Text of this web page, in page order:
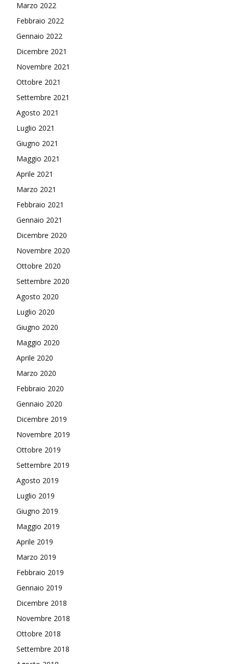
Marzo 2022
Febbraio 2022
Gennaio 2022
Dicembre 2021
Novembre 2021
Ottobre 2021
Settembre 2021
Agosto 2021
Luglio 2021
Giugno 2021
Maggio 2021
Aprile 2021
Marzo 2021
Febbraio 2021
Gennaio 2021
Dicembre 2020
Novembre 2020
Ottobre 2020
Settembre 2020
Agosto 2020
Luglio 2020
Giugno 2020
Maggio 2020
Aprile 2020
Marzo 2020
Febbraio 2020
Gennaio 2020
Dicembre 2019
Novembre 2019
Ottobre 2019
Settembre 2019
Agosto 2019
Luglio 2019
Giugno 2019
Maggio 2019
Aprile 2019
Marzo 2019
Febbraio 2019
Gennaio 2019
Dicembre 2018
Novembre 2018
Ottobre 2018
Settembre 2018